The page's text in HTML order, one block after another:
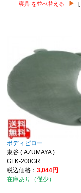
寝具 を並べ替える [
ボディピロー
東谷 ( AZUMAYA )
GLK-200GR
税込価格： 3,044円
在庫あり（僅少）